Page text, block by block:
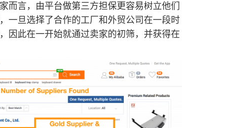
而言，由平台做第三方担保更容易树立他们
一旦选择了合作的工厂和外贸公司在一段时
因此在一开始就通过卖家的初筛，并获得在